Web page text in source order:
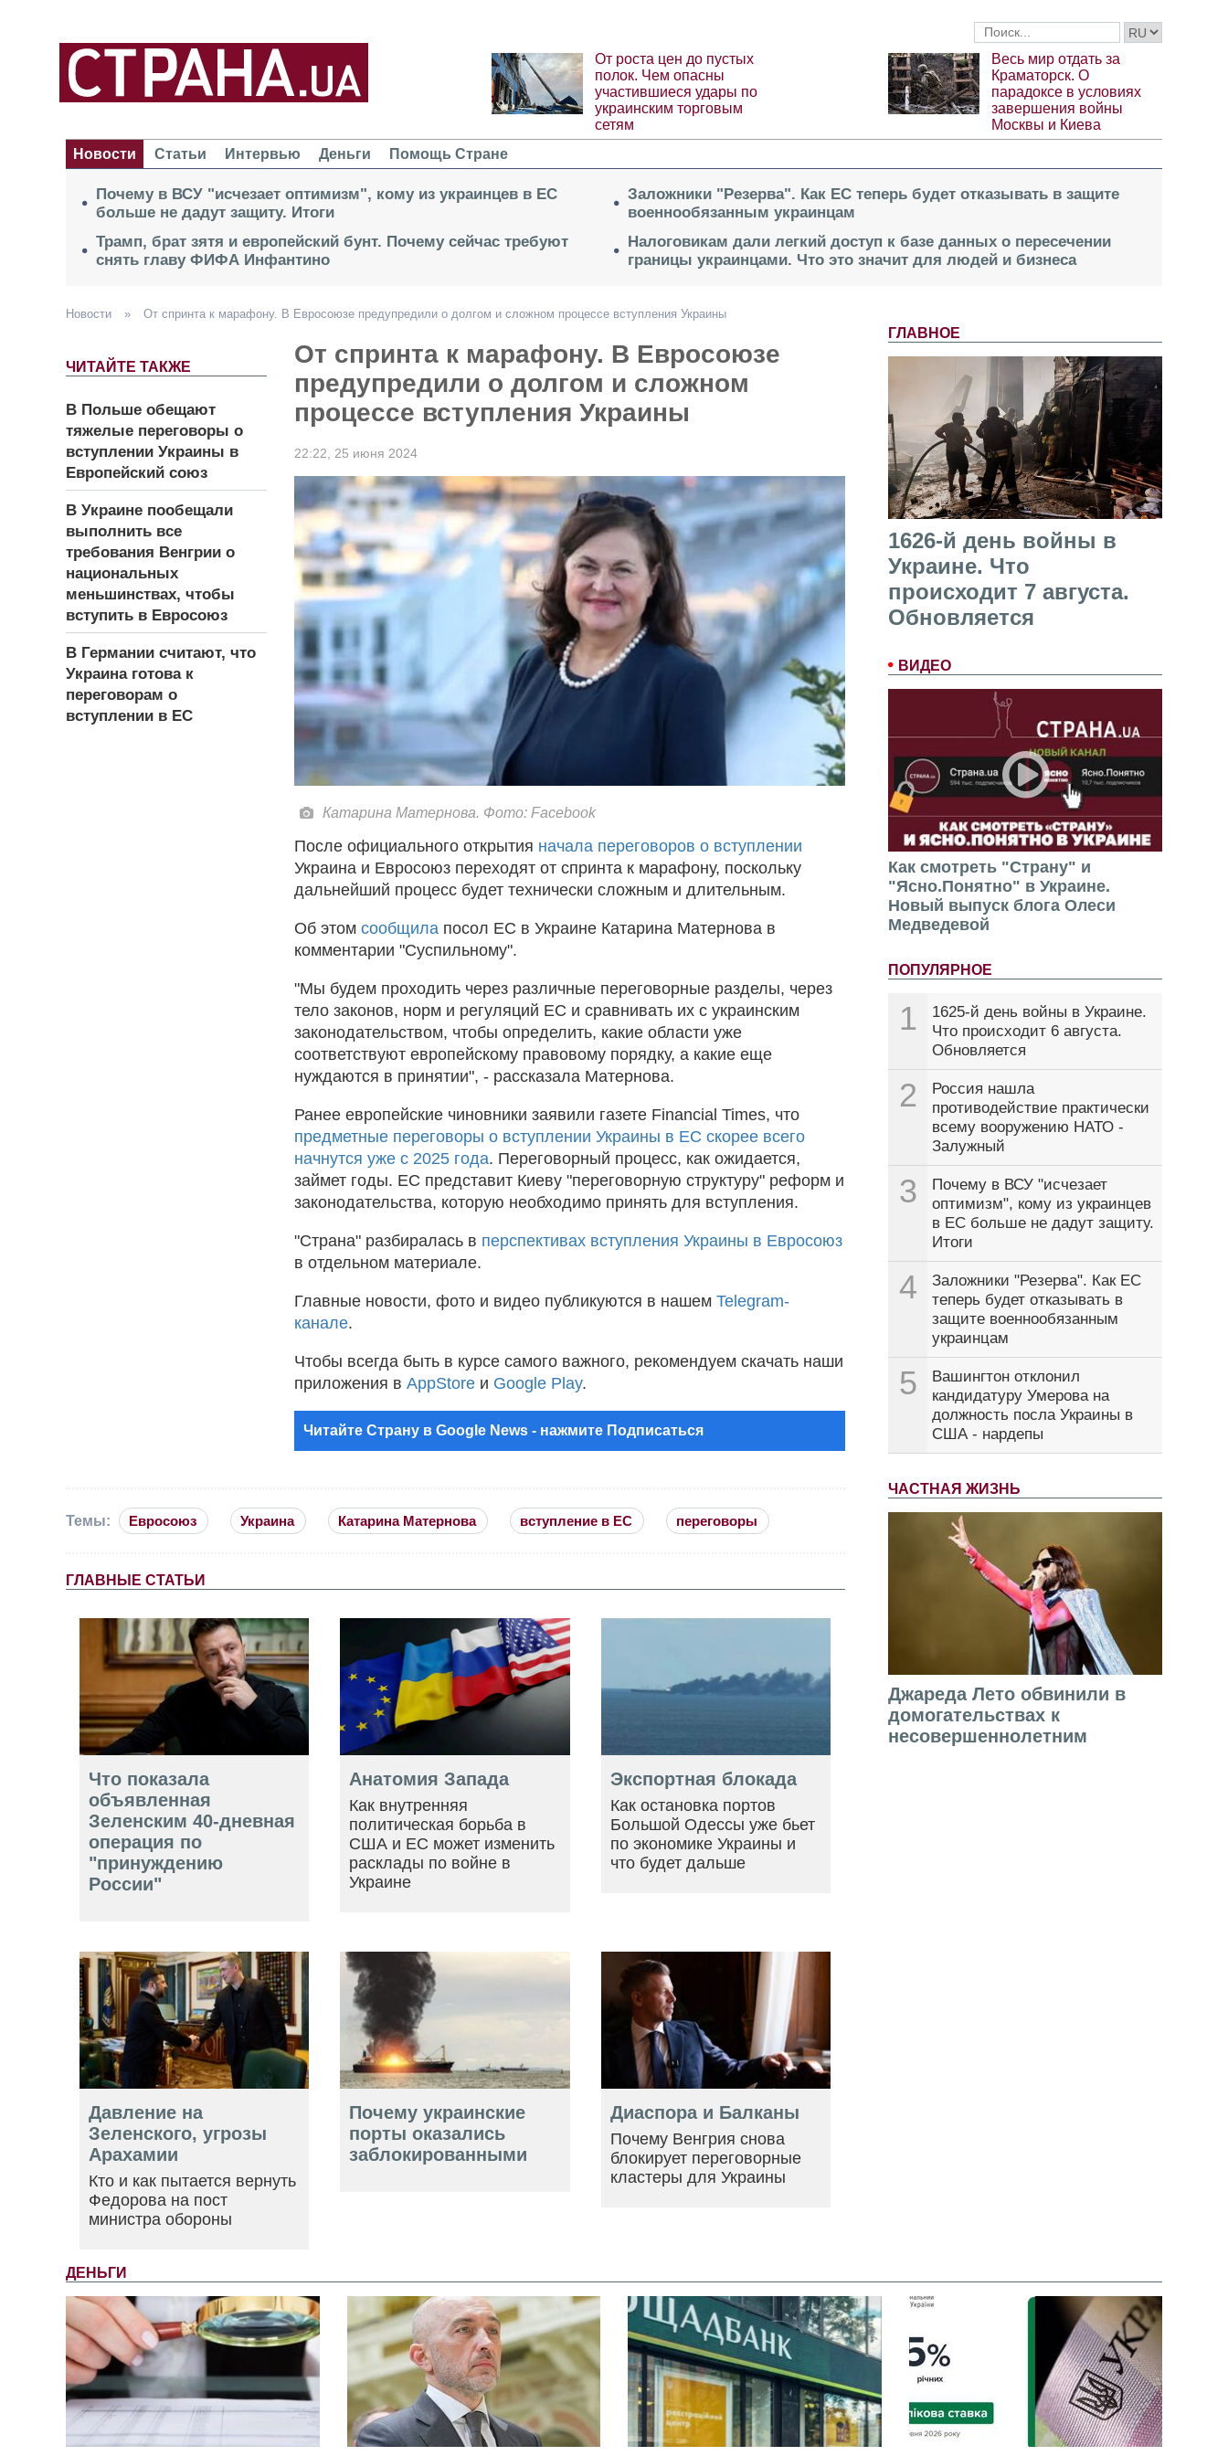
От роста цен до пустых
полок. Чем опасны
участившиеся удары по
украинским торговым
сетям
Весь мир отдать за
Краматорск. О
парадоксе в условиях
завершения войны
Москвы и Киева
Новости
Статьи Интервью Деньги Помощь Стране
Почему в ВСУ "исчезает оптимизм", кому из украинцев в ЕС
больше не дадут защиту. Итоги
Трамп, брат зятя и европейский бунт. Почему сейчас требуют
снять главу ФИФА Инфантино
Заложники "Резерва". Как ЕС теперь будет отказывать в защите
военнообязанным украинцам
Налоговикам дали легкий доступ к базе данных о пересечении
границы украинцами. Что это значит для людей и бизнеса
ГЛАВНОЕ
1626-й день войны в
Украине. Что
происходит 7 августа.
Обновляется
ВИДЕО
Как смотреть "Страну" и
"Ясно.Понятно" в Украине.
Новый выпуск блога Олеси
Медведевой
ПОПУЛЯРНОЕ
1
1625-й день войны в Украине.
Что происходит 6 августа.
Обновляется
2
Россия нашла
противодействие практически
всему вооружению НАТО -
Залужный
3
Почему в ВСУ "исчезает
оптимизм", кому из украинцев
в ЕС больше не дадут защиту.
Итоги
4
Заложники "Резерва". Как ЕС
теперь будет отказывать в
защите военнообязанным
украинцам
5
Вашингтон отклонил
кандидатуру Умерова на
должность посла Украины в
США - нардепы
ЧАСТНАЯ ЖИЗНЬ
Джареда Лето обвинили в
домогательствах к
несовершеннолетним
Новости » От спринта к марафону. В Евросоюзе предупредили о долгом и сложном процессе вступления Украины
ЧИТАЙТЕ ТАКЖЕ
В Польше обещают
тяжелые переговоры о
вступлении Украины в
Европейский союз
В Украине пообещали
выполнить все
требования Венгрии о
национальных
меньшинствах, чтобы
вступить в Евросоюз
В Германии считают, что
Украина готова к
переговорам о
вступлении в ЕС
От спринта к марафону. В Евросоюзе
предупредили о долгом и сложном
процессе вступления Украины
22:22, 25 июня 2024
Катарина Матернова. Фото: Facebook
После официального открытия начала переговоров о вступлении
Украина и Евросоюз переходят от спринта к марафону, поскольку
дальнейший процесс будет технически сложным и длительным.
Об этом сообщила посол ЕС в Украине Катарина Матернова в
комментарии "Суспильному".
"Мы будем проходить через различные переговорные разделы, через
тело законов, норм и регуляций ЕС и сравнивать их с украинским
законодательством, чтобы определить, какие области уже
соответствуют европейскому правовому порядку, а какие еще
нуждаются в принятии", - рассказала Матернова.
Ранее европейские чиновники заявили газете Financial Times, что
предметные переговоры о вступлении Украины в ЕС скорее всего
начнутся уже с 2025 года. Переговорный процесс, как ожидается,
займет годы. ЕС представит Киеву "переговорную структуру" реформ и
законодательства, которую необходимо принять для вступления.
"Страна" разбиралась в перспективах вступления Украины в Евросоюз
в отдельном материале.
Главные новости, фото и видео публикуются в нашем Telegram-
канале.
Чтобы всегда быть в курсе самого важного, рекомендуем скачать наши
приложения в AppStore и Google Play.
Читайте Страну в Google News - нажмите Подписаться
Темы: Евросоюз Украина Катарина Матернова вступление в ЕС переговоры
ГЛАВНЫЕ СТАТЬИ
Что показала
объявленная
Зеленским 40-дневная
операция по
"принуждению
России"
Анатомия Запада
Как внутренняя
политическая борьба в
США и ЕС может изменить
расклады по войне в
Украине
Экспортная блокада
Как остановка портов
Большой Одессы уже бьет
по экономике Украины и
что будет дальше
Давление на
Зеленского, угрозы
Арахамии
Кто и как пытается вернуть
Федорова на пост
министра обороны
Почему украинские
порты оказались
заблокированными
Диаспора и Балканы
Почему Венгрия снова
блокирует переговорные
кластеры для Украины
ДЕНЬГИ